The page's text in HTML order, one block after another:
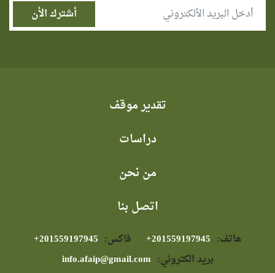
تقدير موقف
دراسات
من نحن
اتصل بنا
هاتف: فاكس:
بريد الكتروني: info.afaip@gmail.com